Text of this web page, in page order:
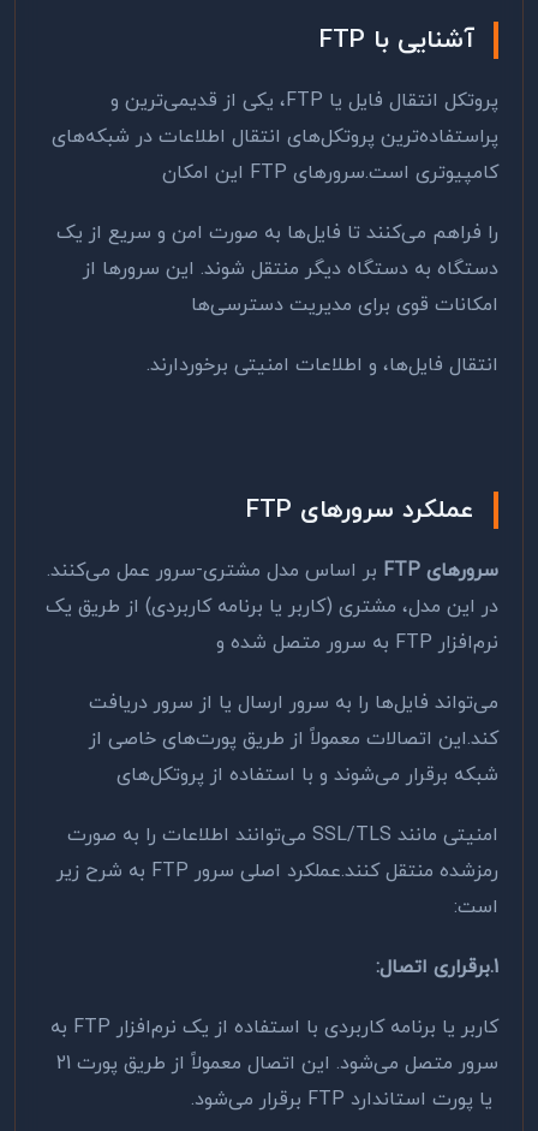
آشنایی با FTP
پروتکل انتقال فایل یا FTP، یکی از قدیمی‌ترین و
پراستفاده‌ترین پروتکل‌های انتقال اطلاعات در شبکه‌های
کامپیوتری است.سرورهای FTP این امکان
را فراهم می‌کنند تا فایل‌ها به صورت امن و سریع از یک
دستگاه به دستگاه دیگر منتقل شوند. این سرورها از
امکانات قوی برای مدیریت دسترسی‌ها
انتقال فایل‌ها، و اطلاعات امنیتی برخوردارند.
عملکرد سرورهای FTP
سرورهای FTP بر اساس مدل مشتری-سرور عمل می‌کنند.
در این مدل، مشتری (کاربر یا برنامه کاربردی) از طریق یک
نرم‌افزار FTP به سرور متصل شده و
می‌تواند فایل‌ها را به سرور ارسال یا از سرور دریافت
کند.این اتصالات معمولاً از طریق پورت‌های خاصی از
شبکه برقرار می‌شوند و با استفاده از پروتکل‌های
امنیتی مانند SSL/TLS می‌توانند اطلاعات را به صورت
رمزشده منتقل کنند.عملکرد اصلی سرور FTP به شرح زیر
است:
1.برقراری اتصال :
کاربر یا برنامه کاربردی با استفاده از یک نرم‌افزار FTP به
سرور متصل می‌شود. این اتصال معمولاً از طریق پورت 21
یا پورت استاندارد FTP برقرار می‌شود.